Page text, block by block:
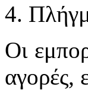
4.
Οι
αγορές,